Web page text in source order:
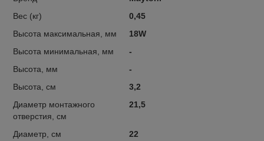
Вес (кг)
0,45
Высота максимальная, мм
18W
Высота минимальная, мм
-
Высота, мм
-
Высота, см
3,2
Диаметр монтажного
отверстия, см
21,5
Диаметр, см
22